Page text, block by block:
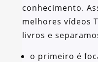
conhecimento.
melhores vídeos
livros e
o primeiro é